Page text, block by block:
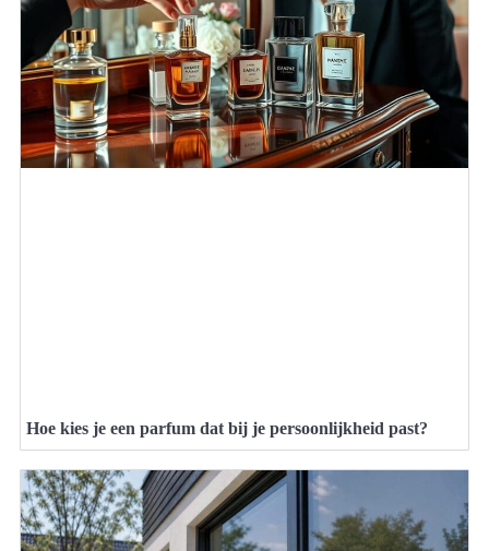
Hoe kies je een parfum dat bij je persoonlijkheid past?